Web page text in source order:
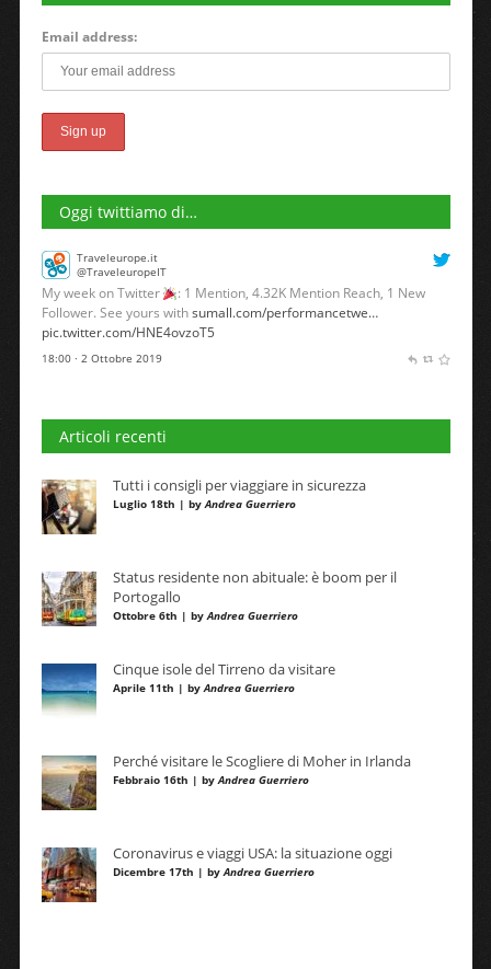
Email address:
Oggi twittiamo di…
Traveleurope.it
@TraveleuropeIT
My week on Twitter
: 1 Mention, 4.32K Mention Reach, 1 New
Follower. See yours withsumall.com/performancetwe…
pic.twitter.com/HNE4ovzoT5
18:00 · 2 Ottobre 2019
Articoli recenti
Tutti i consigli per viaggiare in sicurezza
Luglio 18th | byAndrea Guerriero
Status residente non abituale: è boom per il
Portogallo
Ottobre 6th | byAndrea Guerriero
Cinque isole del Tirreno da visitare
Aprile 11th | byAndrea Guerriero
Perché visitare le Scogliere di Moher in Irlanda
Febbraio 16th | byAndrea Guerriero
Coronavirus e viaggi USA: la situazione oggi
Dicembre 17th | byAndrea Guerriero